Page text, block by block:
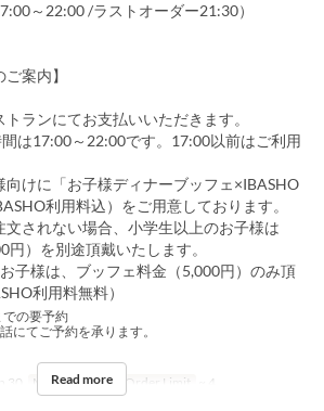
～22:00 /ラストオーダー21:30）
案内】
トランにてお支払いいただきます。
間は17:00～22:00です。17:00以前はご利用
向けに「お子様ディナーブッフェ×IBASHO
利用料込）をご用意しております。
文されない場合、小学生以上のお子様は
円）を別途頂戴いたします。
子様は、ブッフェ料金（5,000円）のみ頂
利用料無料）
の要予約
にてご予約を承ります。
30 Meals Dinner Order Limit ~ 4
Read more